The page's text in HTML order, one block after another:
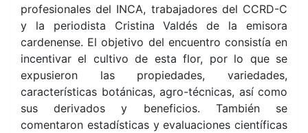
profesionales del INCA, trabajadores del CCRD-C
y la periodista Cristina Valdés de la emisora
cardenense. El objetivo del encuentro consistía en
incentivar el cultivo de esta flor, por lo que se
expusieron las propiedades, variedades,
características botánicas, agro-técnicas, así como
sus derivados y beneficios. También se
comentaron estadísticas y evaluaciones científicas